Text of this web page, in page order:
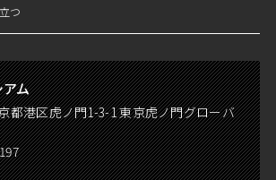
つ
ム
都港区虎ノ門1-3-1 東京虎ノ門グローバ